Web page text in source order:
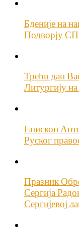
Бденије на
Подворју
Трећи дан
Литургију
Епископ
Руског
Празник
Сергија
Сергијевој